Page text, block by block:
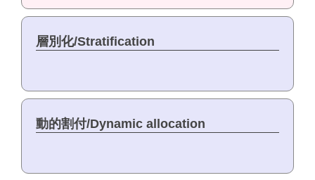
層別化/Stratification
動的割付/Dynamic allocation